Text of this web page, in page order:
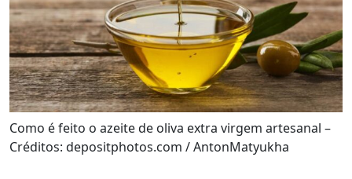
Como é feito o azeite de oliva extra virgem artesanal –
Créditos: depositphotos.com / AntonMatyukha